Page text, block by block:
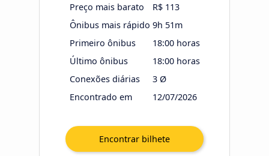
Preço mais barato
R$ 113
Ônibus mais rápido 9h 51m
Primeiro ônibus
18:00 horas
Último ônibus
18:00 horas
Conexões diárias
3 Ø
Encontrado em
12/07/2026